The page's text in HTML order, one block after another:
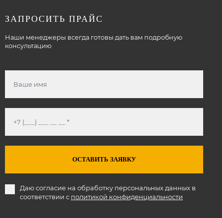
ЗАПРОСИТЬ ПРАЙС
Наши менеджеры всегда готовы дать вам подробную
консультацию
ОСТАВИТЬ ЗАЯВКУ
Даю согласие на обработку персональных данных в
соответствии с политикой конфиденциальности